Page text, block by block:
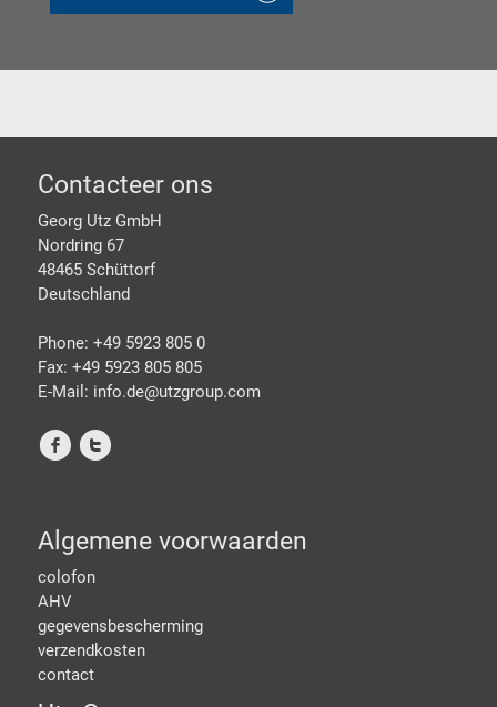
Footer
Contacteer ons
Georg Utz GmbH
Nordring 67
48465 Schüttorf
Deutschland
Phone: +49 5923 805 0
Fax: +49 5923 805 805
E-Mail: info.de@utzgroup.com
f t
Algemene voorwaarden
colofon
AHV
gegevensbescherming
verzendkosten
contact